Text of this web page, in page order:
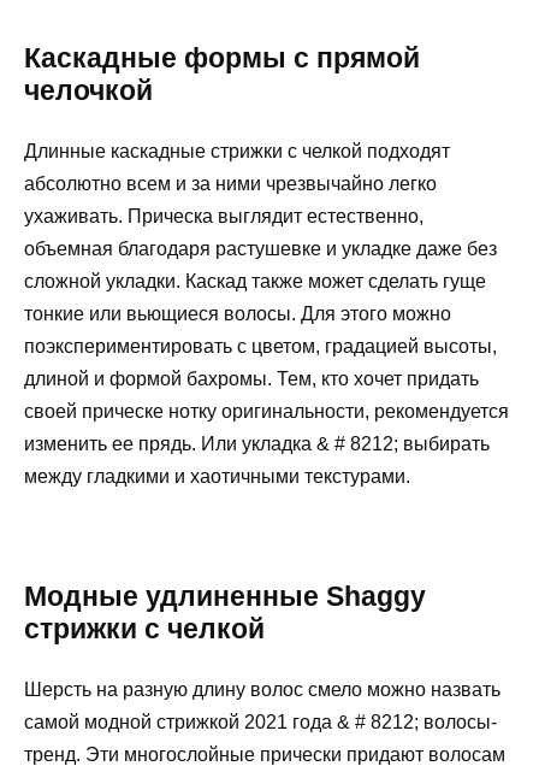
Каскадные формы с прямой
челочкой
Длинные каскадные стрижки с челкой подходят
абсолютно всем и за ними чрезвычайно легко
ухаживать. Прическа выглядит естественно,
объемная благодаря растушевке и укладке даже без
сложной укладки. Каскад также может сделать гуще
тонкие или вьющиеся волосы. Для этого можно
поэкспериментировать с цветом, градацией высоты,
длиной и формой бахромы. Тем, кто хочет придать
своей прическе нотку оригинальности, рекомендуется
изменить ее прядь. Или укладка & # 8212; выбирать
между гладкими и хаотичными текстурами.
Модные удлиненные Shaggy
стрижки с челкой
Шерсть на разную длину волос смело можно назвать
самой модной стрижкой 2021 года & # 8212; волосы-
тренд. Эти многослойные прически придают волосам